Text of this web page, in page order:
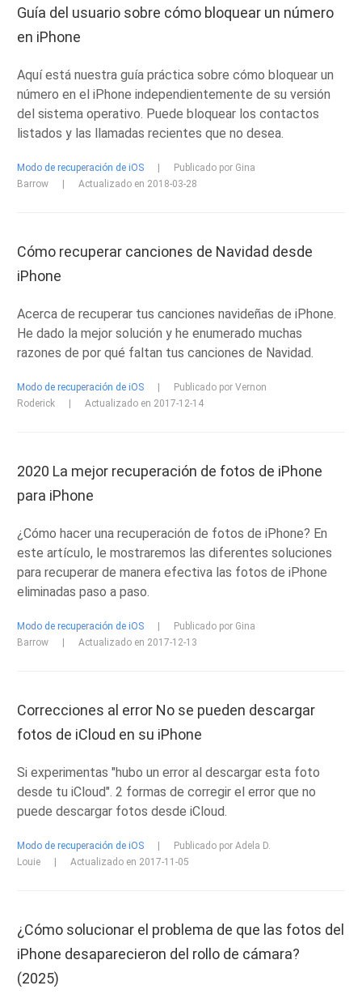
Guía del usuario sobre cómo bloquear un número
en iPhone
Aquí está nuestra guía práctica sobre cómo bloquear un
número en el iPhone independientemente de su versión
del sistema operativo. Puede bloquear los contactos
listados y las llamadas recientes que no desea.
Modo de recuperación de iOS
Publicado por Gina
Barrow
Actualizado en 2018-03-28
Cómo recuperar canciones de Navidad desde
iPhone
Acerca de recuperar tus canciones navideñas de iPhone.
He dado la mejor solución y he enumerado muchas
razones de por qué faltan tus canciones de Navidad.
Modo de recuperación de iOS
Publicado por Vernon
Roderick
Actualizado en 2017-12-14
2020 La mejor recuperación de fotos de iPhone
para iPhone
¿Cómo hacer una recuperación de fotos de iPhone? En
este artículo, le mostraremos las diferentes soluciones
para recuperar de manera efectiva las fotos de iPhone
eliminadas paso a paso.
Modo de recuperación de iOS
Publicado por Gina
Barrow
Actualizado en 2017-12-13
Correcciones al error No se pueden descargar
fotos de iCloud en su iPhone
Si experimentas "hubo un error al descargar esta foto
desde tu iCloud". 2 formas de corregir el error que no
puede descargar fotos desde iCloud.
Modo de recuperación de iOS
Publicado por Adela D.
Louie
Actualizado en 2017-11-05
¿Cómo solucionar el problema de que las fotos del
iPhone desaparecieron del rollo de cámara?
(2025)